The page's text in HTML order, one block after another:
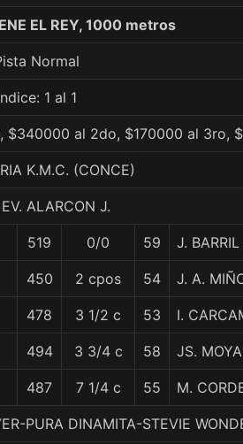
EL REY, 1000 metros
Normal
1 al 1
$340000 al 2do, $170000 al 3ro,
K.M.C. (CONCE)
ALARCON J.
519 0/0 59 J. BARRIL
450 2 cpos 54 J. A.
478 3 1/2 c 53 I.
494 3 3/4 c 58 JS. MOYA
487 7 1/4 c 55 M.
PURA DINAMITA-STEVIE